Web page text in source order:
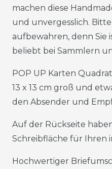
machen diese
und unvergesslich.
aufbewahren, denn Sie
beliebt bei Sammlern
POP UP Karten
13 x 13 cm groß und
den Absender und
Auf der Rückseite
Schreibfläche für Ihren
Hochwertiger